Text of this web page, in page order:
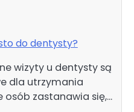
do dentysty?
wizyty u dentysty są
dla utrzymania
osób zastanawia się,…